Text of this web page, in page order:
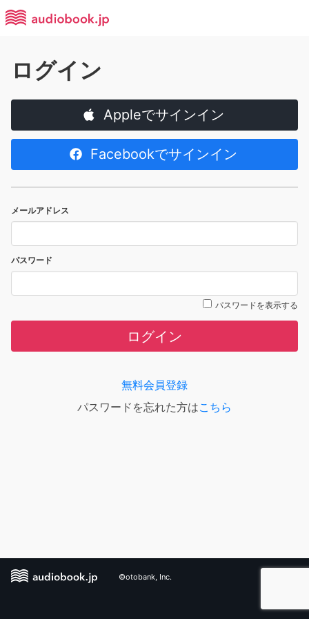
ログイン
Appleでサインイン
Facebookでサインイン
メールアドレス
パスワード
パスワードを表示する
ログイン
無料会員登録
パスワードを忘れた方はこちら
©otobank, Inc.